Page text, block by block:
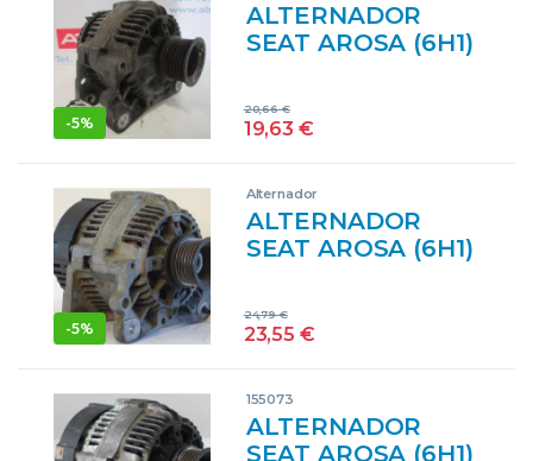
-5%
ALTERNADOR
SEAT AROSA (6H1)
GENERADOR
19,63 €
20,66€
-5%
Alternador
ALTERNADOR
SEAT AROSA (6H1)
47903015G AZUL
23,55 €
24,79€
155073
ALTERNADOR
SEAT AROSA (6H1)